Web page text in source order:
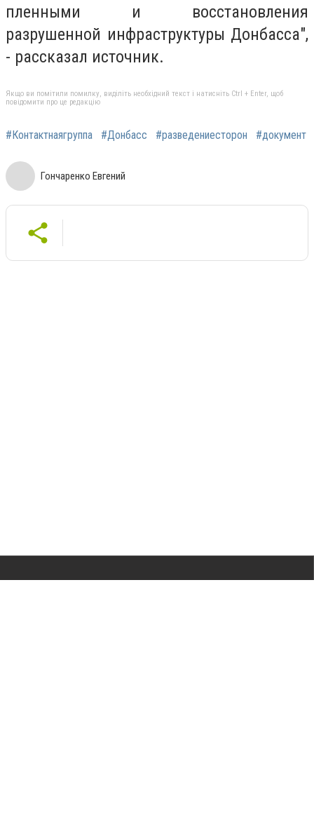
пленными и восстановления
разрушенной инфраструктуры Донбасса",
- рассказал источник.
Якщо ви помітили помилку, виділіть необхідний текст і натисніть Ctrl + Enter, щоб
повідомити про це редакцію
#Контактнаягруппа #Донбасс #разведениесторон #документ
Гончаренко Евгений